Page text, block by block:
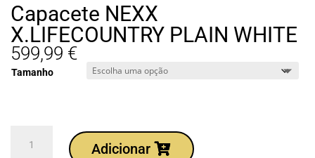
Capacete NEXX
X.LIFECOUNTRY PLAIN WHITE
599,99 €
Tamanho
Adicionar